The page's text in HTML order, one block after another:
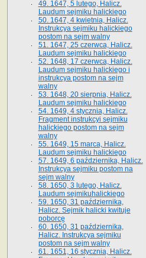
49. 1647, 5 lutego, Halicz.
Laudum sejmiku halickiego
50. 1647, 4 kwietnia, Halicz.
Instrukcya sejmiku halickiego
postom na sejm walny
51. 1647, 25 czerwca, Halicz.
Laudum sejmiku halickiego
52. 1648, 17 czerwca, Halicz.
Laudum sejmiku halickiego i
instrukcya postom na sejm
walny
53. 1648, 20 sierpnia, Halicz.
Laudum sejmiku halickiego
54. 1649, 4 stycznia, Halicz.
Fragment instrukcyi sejmiku
halickiego postom na sejm
walny
55. 1649, 15 marca, Halicz.
Laudum sejmiku halickiego
57. 1649, 6 października, Halicz.
Instrukcya sejmiku postom na
sejm walny
58. 1650, 3 lutego, Halicz.
Laudum sejmikuhalickiego
59. 1650, 31 października,
Halicz. Sejmik halicki kwituje
poborcę
60. 1650, 31 października,
Halicz. Instrukcya sejmiku
postom na sejm walny
61. 1651, 16 stycznia, Halicz.